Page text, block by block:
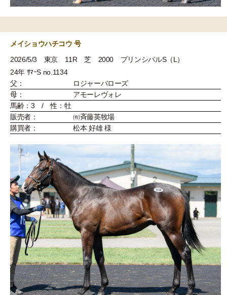
メイショウハチコウ 号
2026/5/3 東京 11R 芝 2000 プリンシパルS（L）
24年 ｻﾏｰS no.1134
父：
ロジャーバローズ
母：
アモーレヴォレ
馬齢：3 / 性：牡
販売者：
㈲斉藤英牧場
購買者：
松本 好雄 様